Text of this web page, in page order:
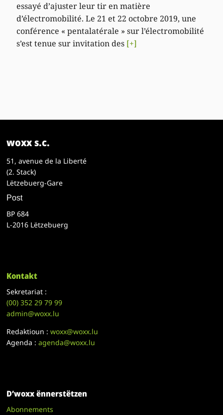
essayé d’ajuster leur tir en matière
d’électromobilité. Le 21 et 22 octobre 2019, une
conférence « pentalatérale » sur l’électromobilité
s’est tenue sur invitation des [+]
woxx s.c.
51, avenue de la Liberté
(2. Stack)
Lëtzebuerg-Gare
Post
BP 684
L-2016 Lëtzebuerg
Kontakt
Sekretariat :
(00)352 29 79 99
admin@woxx.lu
Redaktioun :woxx@woxx.lu
Agenda :agenda@woxx.lu
D’woxx ënnerstëtzen
Abonnements